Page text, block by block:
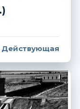
Действующая